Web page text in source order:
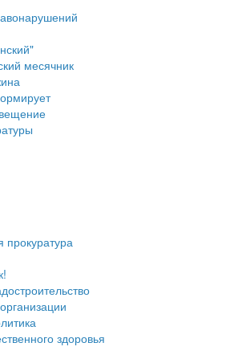
проектирования
и застройки
территории
месячник
здоровья